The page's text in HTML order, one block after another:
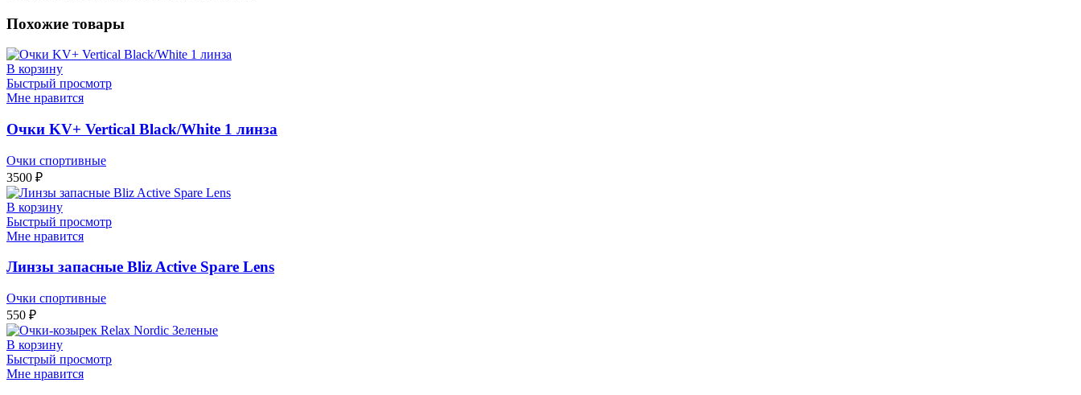
Похожие товары
В корзину
Быстрый просмотр
Мне нравится
Очки KV+ Vertical Black/White 1 линза
Очки спортивные
3500 ₽
В корзину
Быстрый просмотр
Мне нравится
Линзы запасные Bliz Active Spare Lens
Очки спортивные
550 ₽
В корзину
Быстрый просмотр
Мне нравится